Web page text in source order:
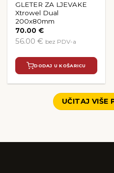
GLETER ZA LJEVAKE
Xtrowel Dual
200x80mm
70.00€
56.00 € bez PDV-a
DODAJ U KOŠARICU
UČITAJ VIŠE